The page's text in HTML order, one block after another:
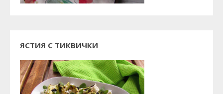
ЯСТИЯ С ТИКВИЧКИ